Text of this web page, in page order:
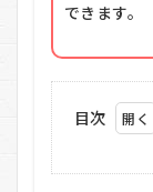
できます。
目次